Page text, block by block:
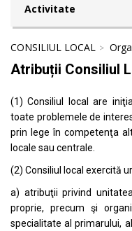
Activitate
CONSILIUL LOCAL
Atribuții Consiliul
(1) Consiliul local are
toate problemele de
prin lege în competenţa
locale sau centrale.
(2) Consiliul local exercită
a) atribuţii privind
proprie, precum şi
specialitate al primarului,